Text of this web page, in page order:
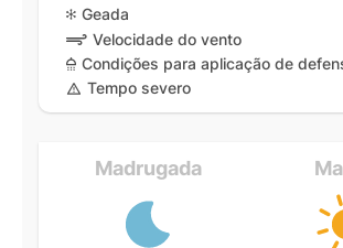
Geada
Velocidade do vento
Condições para aplicação de
Tempo severo
Madrugada